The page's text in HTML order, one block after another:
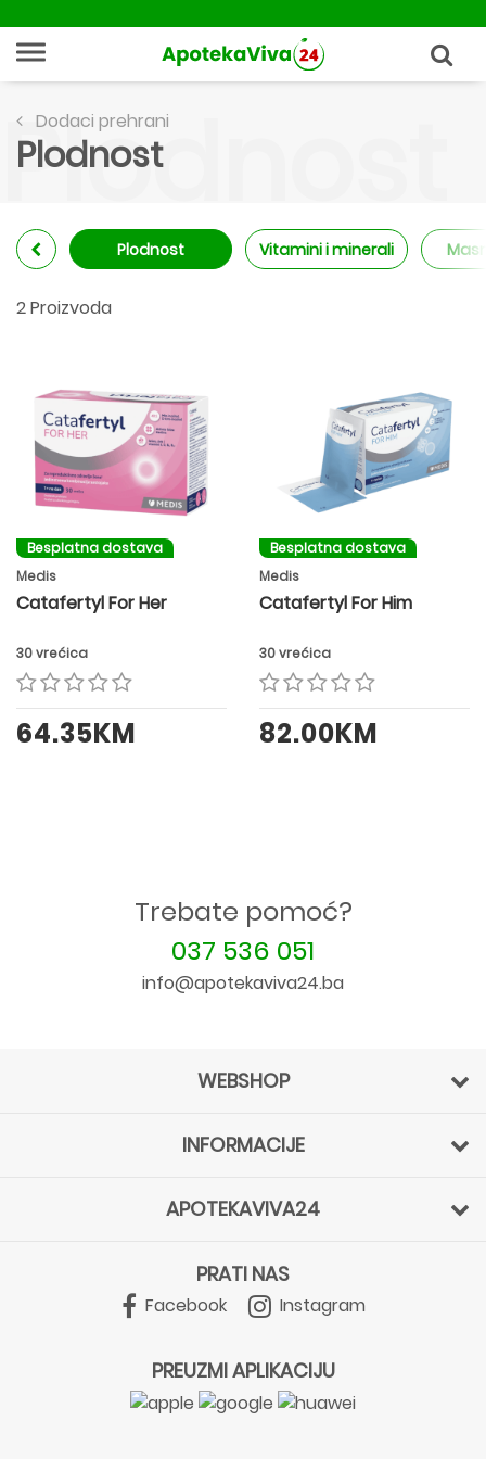
Dodaci prehrani
Plodnost
Plodnost
Plodnost Vitamini i minerali
2 Proizvoda
Besplatna dostava
Medis
Catafertyl For Her
30 vrećica
64.35KM
Besplatna dostava
Medis
Catafertyl For Him
30 vrećica
82.00KM
Trebate pomoć?
037 536 051
info@apotekaviva24.ba
WEBSHOP
INFORMACIJE
APOTEKAVIVA24
PRATI NAS
Facebook Instagram
PREUZMI APLIKACIJU